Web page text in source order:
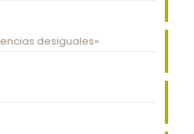
desiguales»